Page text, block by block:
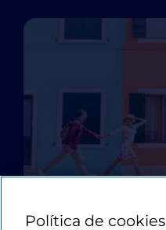
Política de cookies